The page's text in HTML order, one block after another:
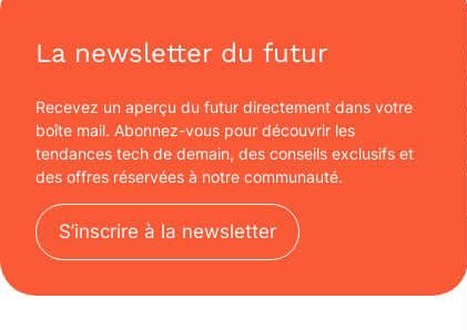
La newsletter du futur
Recevez un aperçu du futur directement dans votre
boîte mail. Abonnez-vous pour découvrir les
tendances tech de demain, des conseils exclusifs et
des offres réservées à notre communauté.
S’inscrire à la newsletter